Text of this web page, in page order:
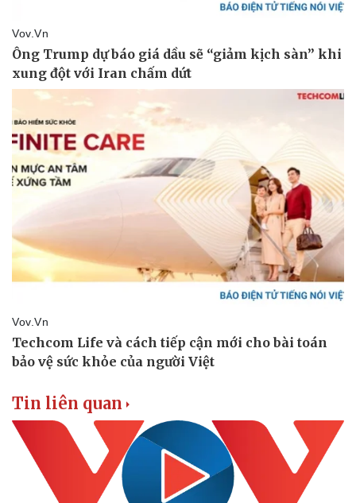
Doanh nghiệp
Thông tin doanh nghiệp
Doanh nhân
Vì cộng đồng
Công nghệ
Tin liên quan